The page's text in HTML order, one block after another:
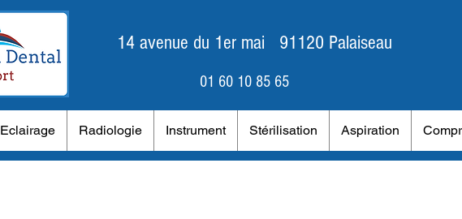
14 avenue du 1er mai 91120 Palaiseau
01 60 10 85 65
Eclairage Radiologie Instrument Stérilisation Aspiration